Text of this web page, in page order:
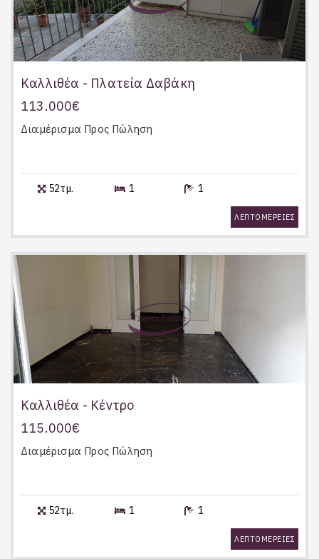
Καλλιθέα - Πλατεία Δαβάκη
113.000€
Διαμέρισμα Προς Πώληση
52τμ. 1 1
ΛΕΠΤΟΜΕΡΕΙΕΣ
Καλλιθέα - Κέντρο
115.000€
Διαμέρισμα Προς Πώληση
52τμ. 1 1
ΛΕΠΤΟΜΕΡΕΙΕΣ